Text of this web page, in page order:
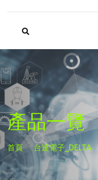
產品一覽
首頁 台達電子_DELTA